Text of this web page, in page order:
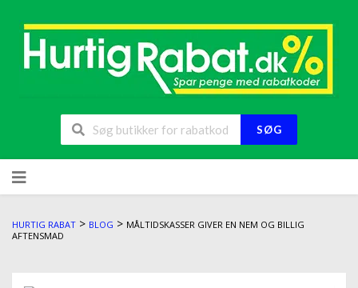
SØG
HURTIG RABAT > BLOG > MÅLTIDSKASSER GIVER EN NEM OG BILLIG
AFTENSMAD